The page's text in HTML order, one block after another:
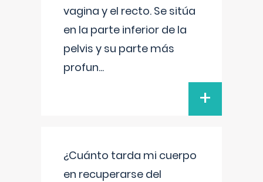
vagina y el recto. Se sitúa
en la parte inferior de la
pelvis y su parte más
profun...
+
¿Cuánto tarda mi cuerpo
en recuperarse del